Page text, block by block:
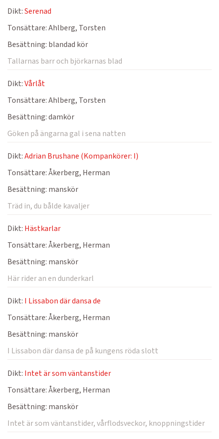
Dikt:Serenad
Tonsättare:Ahlberg, Torsten
Besättning: blandad kör
Tallarnas barr och björkarnas blad
Dikt:Vårlåt
Tonsättare:Ahlberg, Torsten
Besättning:damkör
Göken på ängarna gal i sena natten
Dikt:Adrian Brushane (Kompankörer: I)
Tonsättare:Åkerberg, Herman
Besättning: manskör
Träd in, du bålde kavaljer
Dikt: Hästkarlar
Tonsättare:Åkerberg, Herman
Besättning: manskör
Här rider an en dunderkarl
Dikt: I Lissabon där dansa de
Tonsättare:Åkerberg, Herman
Besättning: manskör
I Lissabon där dansa de på kungens röda slott
Dikt: Intet är som väntanstider
Tonsättare:Åkerberg, Herman
Besättning: manskör
Intet är som väntanstider, vårflodsveckor, knoppningstider